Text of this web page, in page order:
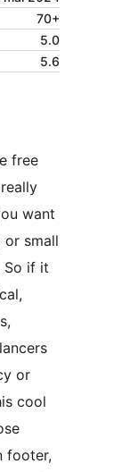
70+
5.0
5.6
free
want
or small
So if it
or
cool
footer,